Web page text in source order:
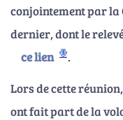
conjointement par la
dernier, dont le
ce lien
.
Lors de cette
ont fait part de la